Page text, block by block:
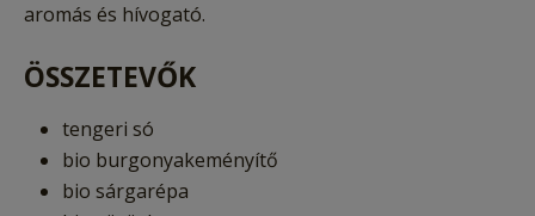
aromás és hívogató.
ÖSSZETEVŐK
tengeri só
bio burgonyakeményítő
bio sárgarépa